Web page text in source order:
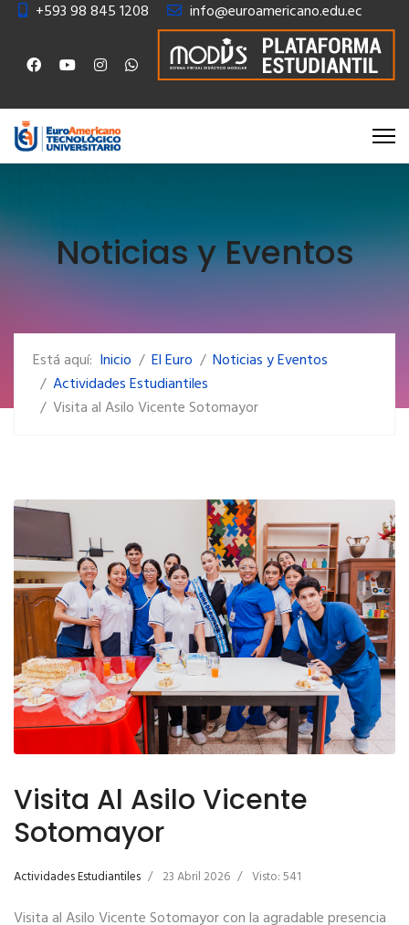
+593 98 845 1208 info@euroamericano.edu.ec
Noticias y Eventos
Está aquí: Inicio El Euro
Noticias y Eventos
Actividades Estudiantiles
Visita al Asilo Vicente Sotomayor
Visita Al Asilo Vicente
Sotomayor
Actividades Estudiantiles 23 Abril 2026 Visto: 541
Visita al Asilo Vicente Sotomayor con la agradable presencia